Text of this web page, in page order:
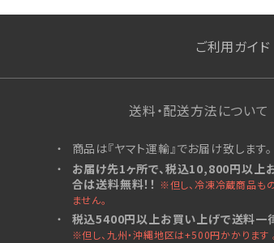
ご利用ガイド
送料・配送方法について
商品は『ヤマト運輸』でお届け致します。
お届け先1ヶ所で、税込10,800円以上
合は送料無料！！ ※但し、冷凍冷蔵商品も
ません。
税込5400円以上お買い上げで送料一
※但し、九州・沖縄地区は+500円かかります